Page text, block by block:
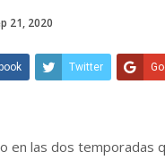
21, 2020
Twitter
en las dos temporadas